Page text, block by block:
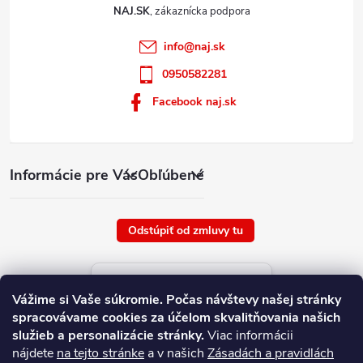
Vážime si Vaše súkromie. Počas návštevy našej stránky
spracovávame cookies za účelom skvalitňovania našich
služieb a personalizácie stránky.Viac informácii
nájdete na tejto stránke a v našich Zásadách a pravidlách
Informácie pre VásObľúbené
NAJ.SK
info@naj.sk
0950582281
Facebook naj.sk
Odstúpiť od zmluvy tu
Aktuálne ceny tovaru
platné od : 7/8/2026